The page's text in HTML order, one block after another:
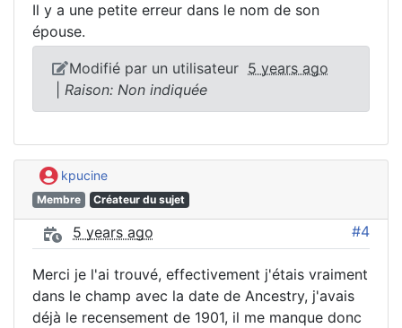
Il y a une petite erreur dans le nom de son
épouse.
Modifié par un utilisateur 5 years ago
Raison: Non indiquée
kpucine
Membre Créateur du sujet
5 years ago #4
Merci je l'ai trouvé, effectivement j'étais vraiment
dans le champ avec la date de Ancestry, j'avais
déjà le recensement de 1901, il me manque donc